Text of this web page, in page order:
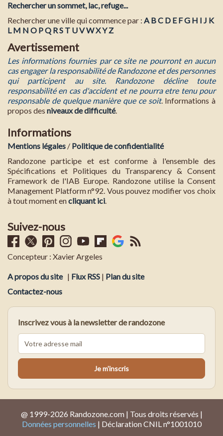
Rechercher un sommet, lac, refuge...
Rechercher une ville qui commence par : A BC D E FG H I J K
L M N O PQ RS T UVWXY Z
Avertissement
Les informations fournies par ce site ne pourront en aucun
cas engager la responsabilité de Randozone et des personnes
qui participent au site. Randozone décline toute
responsabilité en cas d'accident et ne pourra etre tenu pour
responsable de quelque manière que ce soit. Informations à
propos des niveaux de difficulté.
Informations
Mentions légales / Politique de confidentialité
Randozone participe et est conforme à l'ensemble des
Spécifications et Politiques du Transparency & Consent
Framework de l'IAB Europe. Randozone utilise la Consent
Management Platform n°92. Vous pouvez modifier vos choix
à tout moment encliquant ici.
Suivez-nous
Concepteur : Xavier Argeles
A propos du site | Flux RSS | Plan du site
Contactez-nous
Inscrivez vous à la newsletter de randozone
@ 1999-2026 Randozone.com | Tous droits réservés |
Données personnelles | Déclaration CNIL n°1001010